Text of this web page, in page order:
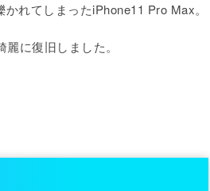
れてしまったiPhone11 Pro Max。
に復旧しました。